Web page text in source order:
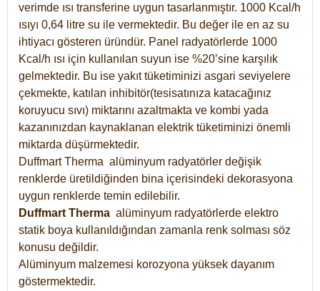
verimde ısı transferine uygun tasarlanmıştır. 1000 Kcal/h
ısıyı 0,64 litre su ile vermektedir. Bu değer ile en az su
ihtiyacı gösteren üründür. Panel radyatörlerde 1000
Kcal/h ısı için kullanılan suyun ise %20’sine karşılık
gelmektedir. Bu ise yakıt tüketiminizi asgari seviyelere
çekmekte, katılan inhibitör(tesisatınıza katacağınız
koruyucu sıvı) miktarını azaltmakta ve kombi yada
kazanınızdan kaynaklanan elektrik tüketiminizi önemli
miktarda düşürmektedir.
Duffmart Therma alüminyum radyatörler değişik
renklerde üretildiğinden bina içerisindeki dekorasyona
uygun renklerde temin edilebilir.
Duffmart Therma alüminyum radyatörlerde elektro
statik boya kullanıldığından zamanla renk solması söz
konusu değildir.
Alüminyum malzemesi korozyona yüksek dayanım
göstermektedir.